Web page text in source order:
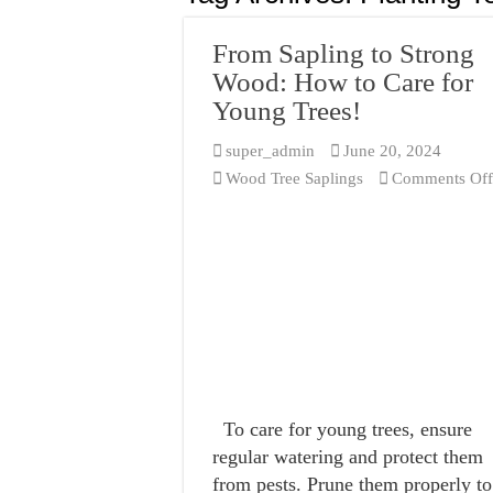
From Sapling to Strong
Wood: How to Care for
Young Trees!
super_admin
June 20, 2024
Wood Tree Saplings
Comments Off
To care for young trees, ensure
regular watering and protect them
from pests. Prune them properly to